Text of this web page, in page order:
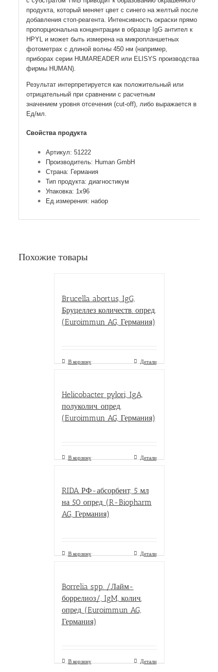
продукта, который меняет цвет с синего на желтый после
добавления стоп-реагента. Интенсивность окраски прямо
пропорциональна концентрации в образце IgG антител к
HPYL и может быть измерена на микропланшетных
фотометрах с длиной волны 450 нм (например,
приборах серии HUMAREADER или ELISYS производства
фирмы HUMAN).
Результат интерпретируется как положительный или
отрицательный при сравнении с расчетным
значением уровня отсечения (cut-off), либо выражается в
Ед/мл.
Свойства продукта
Артикул: 51222
Производитель: Human GmbH
Страна: Германия
Тип продукта: диагностикум
Упаковка: 1х96
Ед.измерения: набор
Похожие товары
Brucella abortus, IgG,
Бруцеллез количеств. опред.
(Euroimmun AG, Германия)
В корзину Детали
Helicobacter pylori, IgA,
полуколич. опред.
(Euroimmun AG, Германия)
В корзину Детали
RIDA РФ-абсорбент, 5 мл
на 50 опред. (R-Biopharm
AG, Германия)
В корзину Детали
Borrelia spp. /Лайм-
боррелиоз/, IgM, колич.
опред. (Euroimmun AG,
Германия)
В корзину Детали